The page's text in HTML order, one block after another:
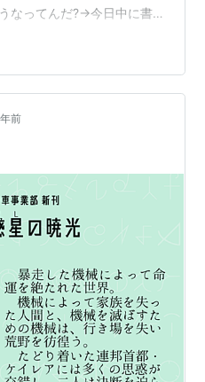
なってんだ?→今日中に書き
感想とか書き残してく と
いです。恐らくSNSで探せ
うしまあええかな！あとは
トバンドを買ったので9時
なんか学生時代の集団行
前